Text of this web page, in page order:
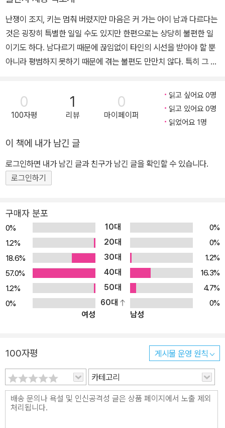
『투명인간 이 된 스탠리』와 〈명탐정 티미〉 〈오싹오싹 좀비 금붕어〉
〈윔피 키드〉 〈열두 살 좀비 인생〉 시리즈 등 을 번역했습니다.
난쟁이 조지, 키는 멈춰 버렸지만 마음은 커 가는 아이 남과 다르다는
것은 굉장히 특별한 일일 수도 있지만 한편으로는 상당히 불편한 일
이기도 하다. 남다르기 때문에 끊임없이 타인의 시선을 받아야 할 뿐
아니라 평범하지 못하기 때문에 겪는 불편도 만만치 않다. 특히 그 남
이지만 키가 106센티미터밖에 안 되는 난쟁이다. 또래의 친구들에
비해 두어 뼘은 더 작은 조지는 단순히 키만 작은 게 아니라 척추와 관
절 등에도 문제가 있는 성장 장애인이다. 그렇지만 조지는 자신의 장
문제이기도 하고, 또 난쟁이라고 해서 조지가 별다른 아이일 것도 없
기 때문이다. 조지를 처음 보는 사람들은 신기한 눈으로 뚫어져라 쳐
다보지만 좀 더 자세히 살펴본다면 자신이 평범하기 짝이 없다는 것
을 조지는 안다. 물론 같은 반의 심술쟁이 제니처럼 조지를 난쟁이라
놀고, 엄마의 피아노 레슨을 듣는 여학생 앨리슨을 짝사랑하는 평범
한 열 살 소년이다. 그렇게 평화롭던 조지의 일상은 갑작스런 사건들
로 꼬이기 시작한다. 우선 엄마가 아기를 가졌다. 태어날 아기는 조지
같은 난쟁이가 아닐 테고 그럼 언젠가는 조지보다 훨씬 더 키가 클 것
이다. 그리고 음악가인 부모님처럼 악기를 자유롭게 다룰 수 있는 정
상적인 아이로 자랄 것이다. 조지는 쑥쑥 자라는 동생과 비교될 거라
는 예감과 그 동생에게 부모님의 사랑을 영영 빼앗길지도 모른다는
불안감에 울적하다. 또, 단짝 앤디도 새로운 친구 러스를 사귀면서 조
니 때문에 학교 연극에서 난쟁이인 조지가 미국 역사상 최장신 대통
령인 에이브러햄 링컨 역을 연기해야 하는 난처한 상황을 맞는다. 인
생 최대의 위기에 봉착한 조지에게 뜻밖의 도움의 손길이 다가온다.
일련의 사건들 속에서 조지는 좌절을 맛보기도 하고 상처를 주기도,
또 받기도 하며 또래의 여느 아이와 다름없이 성장한다. 몸의 성장은
거의 멈췄지만 마음은 계속해서 자라는 것이다. 조지의 이야기를 통
0
100자평
1
리뷰
0
마이페이퍼
읽고 싶어요 0명
읽고 있어요 0명
읽었어요 1명
이 책에 내가 남긴 글
로그인하면 내가 남긴 글과 친구가 남긴 글을 확인할 수 있습니다.
로그인하기
구매자 분포
0% 10대
0%
1.2%
20대
0%
18.6%
30대
1.2%
57.0%
40대
16.3%
1.2%
50대
4.7%
0%
60대
0%
여성
남성
100자평 게시물 운영 원칙
카테고리